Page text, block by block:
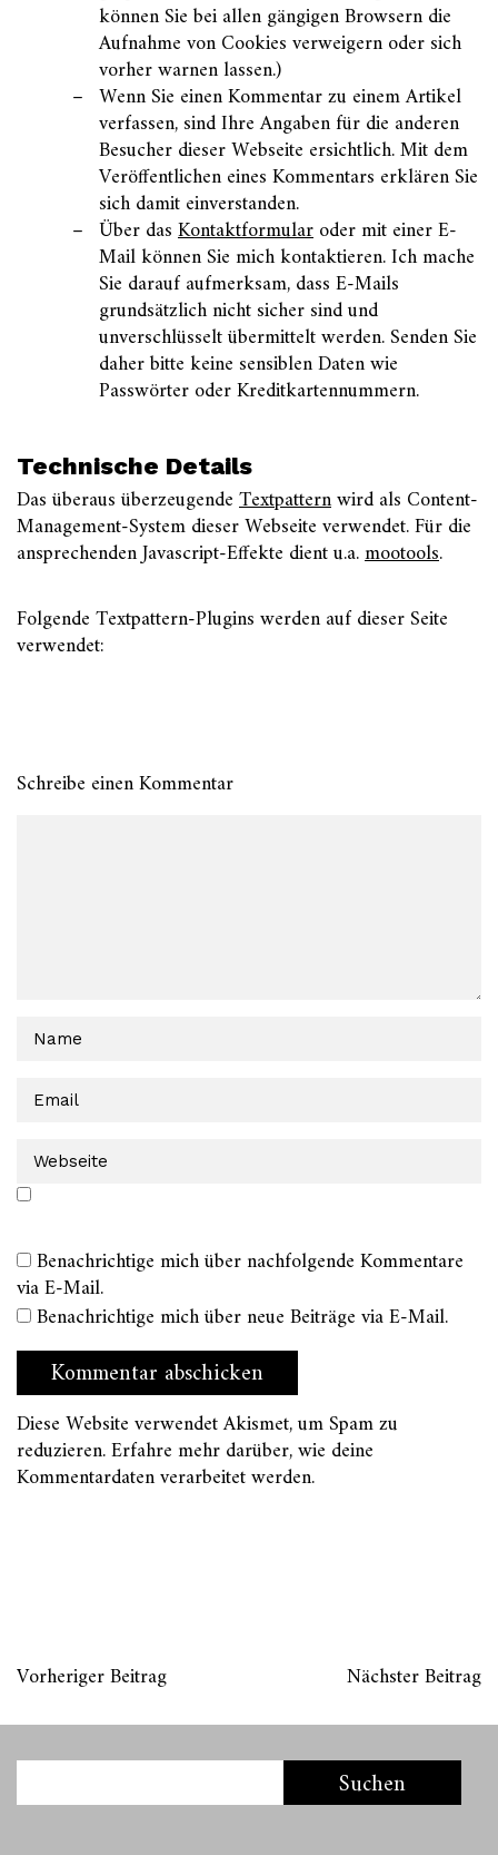
können Sie bei allen gängigen Browsern die
Aufnahme von Cookies verweigern oder sich
vorher warnen lassen.)
Wenn Sie einen Kommentar zu einem Artikel
verfassen, sind Ihre Angaben für die anderen
Besucher dieser Webseite ersichtlich. Mit dem
Veröffentlichen eines Kommentars erklären Sie
sich damit einverstanden.
Über dasKontaktformularoder mit einer E-
Mail können Sie mich kontaktieren. Ich mache
Sie darauf aufmerksam, dass E-Mails
grundsätzlich nicht sicher sind und
unverschlüsselt übermittelt werden. Senden Sie
daher bitte keine sensiblen Daten wie
Passwörter oder Kreditkartennummern.
Technische Details
Das überaus überzeugendeTextpatternwird als Content-
Management-System dieser Webseite verwendet. Für die
ansprechenden Javascript-Effekte dient u.a.mootools.
Folgende Textpattern-Plugins werden auf dieser Seite
verwendet:
Schreibe einen Kommentar
Benachrichtige mich über nachfolgende Kommentare
via E-Mail.
Benachrichtige mich über neue Beiträge via E-Mail.
Diese Website verwendet Akismet, um Spam zu
reduzieren.Erfahre mehr darüber, wie deine
Kommentardaten verarbeitet werden.
Vorheriger Beitrag Nächster Beitrag